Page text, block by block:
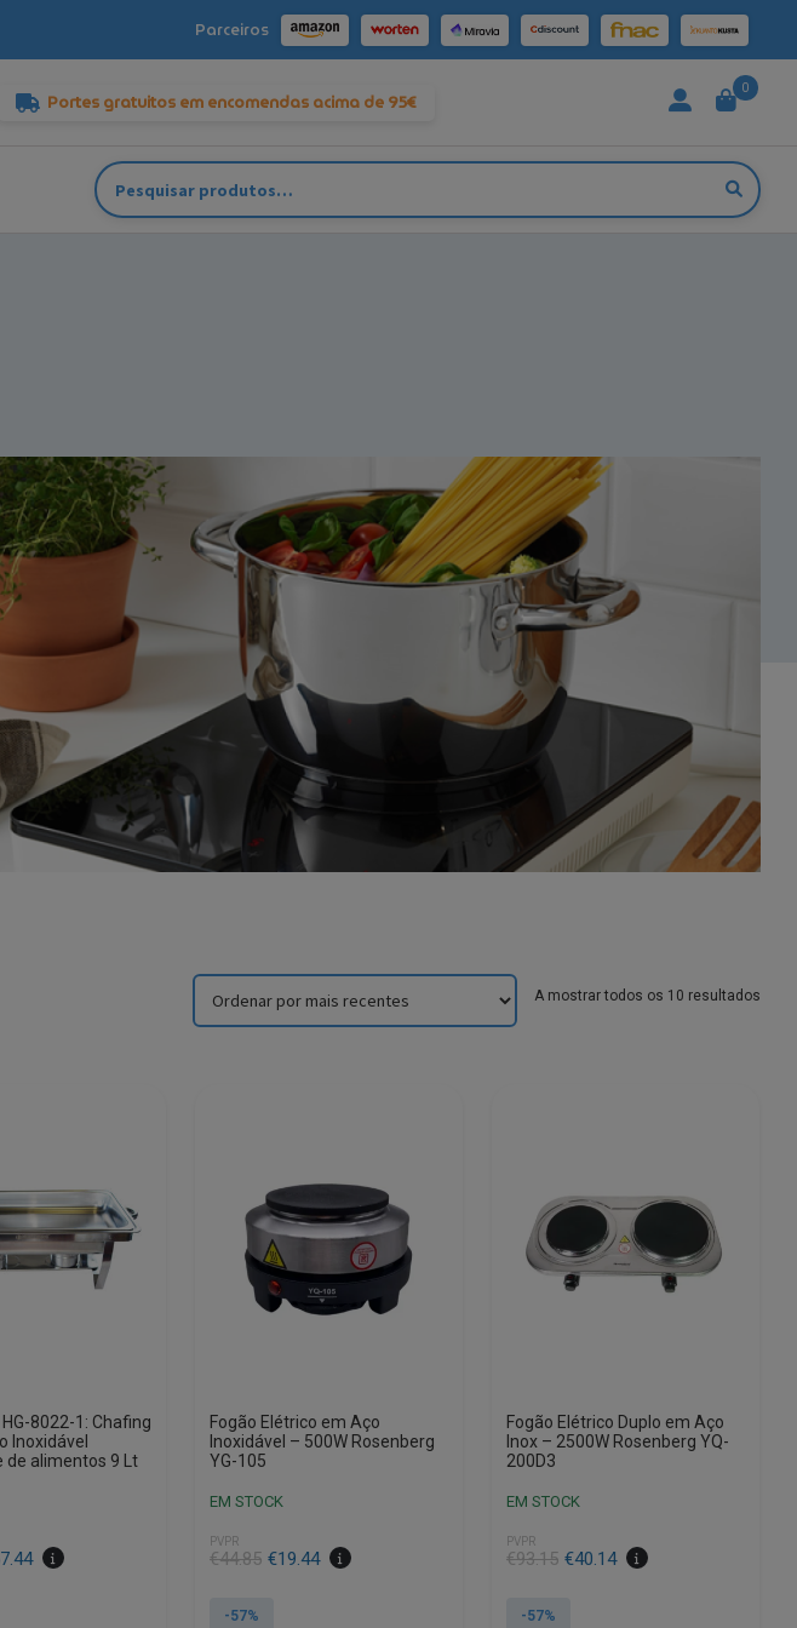
Parceiros
Portes gratuitos em encomendas acima de 95€
0
Pesquisar
por:
A mostrar todos os 10 resultados
8022-1: Chafing
Inoxidável
de alimentos 9 Lt
Fogão Elétrico em Aço
Inoxidável – 500W Rosenberg
YG-105
EM STOCK
PVPR
€44.85
O
original
€19.44
O
atual
-57%
Fogão Elétrico Duplo em Aço
Inox – 2500W Rosenberg YQ-
200D3
EM STOCK
PVPR
€93.15
O
original
€40.14
O
atual
-57%